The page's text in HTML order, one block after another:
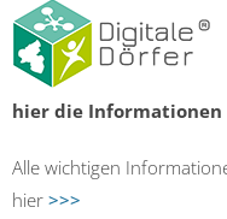
hier die Informationen
Alle wichtigen
hier >>>